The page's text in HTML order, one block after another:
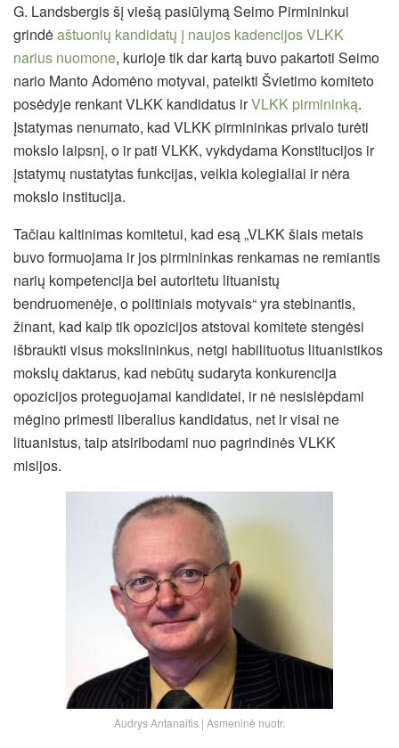
G. Landsbergis šį viešą pasiūlymą Seimo Pirmininkui
grindėaštuonių kandidatų į naujos kadencijos VLKK
narius nuomone, kurioje tik dar kartą buvo pakartoti Seimo
nario MantoAdomėno motyvai, pateikti Švietimo komiteto
posėdyje renkant VLKK kandidatus irVLKK pirmininką.
Įstatymas nenumato, kad VLKK pirmininkas privalo turėti
mokslo laipsnį, o ir pati VLKK, vykdydama Konstitucijos ir
įstatymų nustatytas funkcijas, veikia kolegialiai ir nėra
mokslo institucija.
Tačiau kaltinimas komitetui, kad esą „VLKK šiais metais
buvo formuojama ir jos pirmininkas renkamas ne remiantis
narių kompetencija bei autoritetu lituanistų
bendruomenėje, o politiniais motyvais“ yra stebinantis,
žinant, kad kaip tik opozicijos atstovai komitete stengėsi
išbraukti visus mokslininkus, netgi habilituotus lituanistikos
mokslų daktarus, kad nebūtų sudaryta konkurencija
opozicijos proteguojamai kandidatei, ir nė nesislėpdami
mėgino primesti liberalius kandidatus, net ir visai ne
lituanistus, taip atsiribodami nuo pagrindinės VLKK
misijos.
Audrys Antanaitis | Asmeninė nuotr.